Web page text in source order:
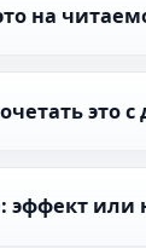
на
это
эффект или